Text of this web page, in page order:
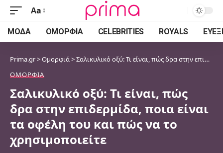
Font
Resizer
Aa
ΜΌΔΑ ΟΜΟΡΦΙΆ CELEBRITIES ROYALS
Prima.gr>Ομορφιά>Σαλικυλικό οξύ: Τι είναι, πώς δρα στην επιδερμίδα, ποια είναι τα οφέλη του και πώς να το χρησιμοποιείτε
ΟΜΟΡΦΙΆ
Σαλικυλικό οξύ: Τι είναι, πώς
δρα στην επιδερμίδα, ποια είναι
τα οφέλη του και πώς να το
χρησιμοποιείτε